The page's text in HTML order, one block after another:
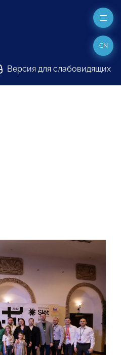
Версия для слабовидящих
CN